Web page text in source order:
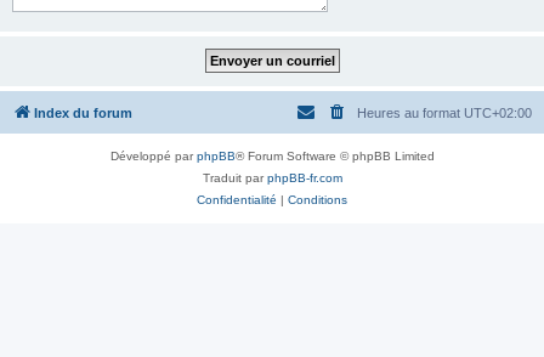
Index du forum Heures au format UTC+02:00
Développé parphpBB® Forum Software © phpBB Limited
Traduit parphpBB-fr.com
Confidentialité | Conditions